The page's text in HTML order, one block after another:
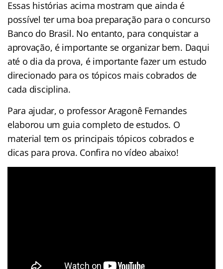
Essas histórias acima mostram que ainda é
possível ter uma boa preparação para o concurso
Banco do Brasil. No entanto, para conquistar a
aprovação, é importante se organizar bem. Daqui
até o dia da prova, é importante fazer um estudo
direcionado para os tópicos mais cobrados de
cada disciplina.
Para ajudar, o professor Aragonê Fernandes
elaborou um guia completo de estudos. O
material tem os principais tópicos cobrados e
dicas para prova. Confira no vídeo abaixo!